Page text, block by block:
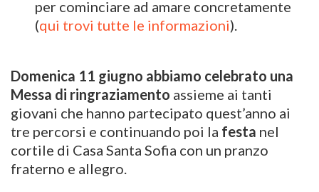
per cominciare ad amare concretamente
(qui trovi tutte le informazioni).
Domenica 11 giugno abbiamo celebrato una
Messa di ringraziamento assieme ai tanti
giovani che hanno partecipato quest’anno ai
tre percorsi e continuando poi la festa nel
cortile di Casa Santa Sofia con un pranzo
fraterno e allegro.